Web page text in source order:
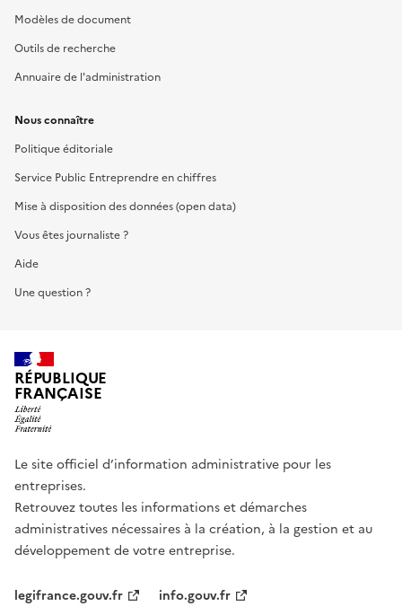
Modèles de document
Outils de recherche
Annuaire de l'administration
Nous connaître
Politique éditoriale
Service Public Entreprendre en chiffres
Mise à disposition des données (open data)
Vous êtes journaliste ?
Aide
Une question ?
RÉPUBLIQUE
FRANÇAISE
Le site officiel d’information administrative pour les
entreprises.
Retrouvez toutes les informations et démarches
administratives nécessaires à la création, à la gestion et au
développement de votre entreprise.
legifrance.gouv.fr info.gouv.fr